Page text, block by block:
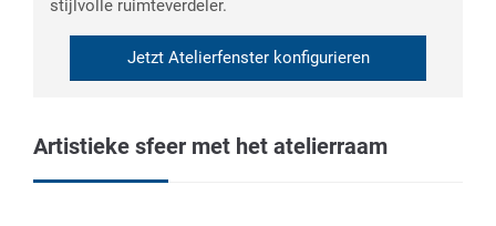
stijlvolle ruimteverdeler.
Jetzt Atelierfenster konfigurieren
Artistieke sfeer met het atelierraam